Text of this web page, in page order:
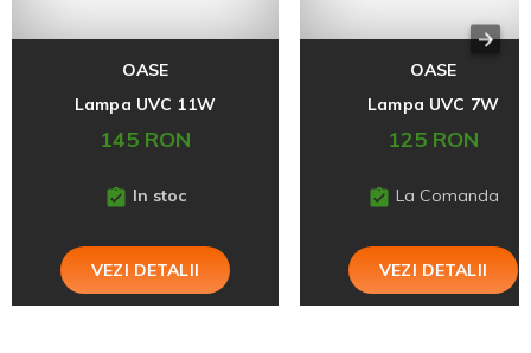
OASE
Lampa UVC 11W
145 RON
In stoc
VEZI DETALII
OASE
Lampa UVC 7W
125 RON
La Comanda
VEZI DETALII